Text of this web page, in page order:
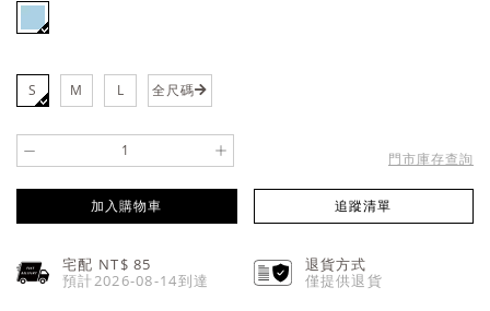
S M L 全尺碼
- + 門市庫存查詢
加入購物車 追蹤清單
宅配 NT$85
預計2026-08-14到達
退貨方式
僅提供退貨